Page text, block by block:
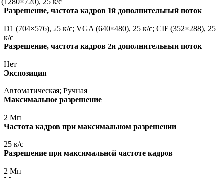
(1280×720), 25 к/с
Разрешение, частота кадров 1й дополнительный поток
D1 (704×576), 25 к/с; VGA (640×480), 25 к/с; CIF (352×288), 25
к/с
Разрешение, частота кадров 2й дополнительный поток
Нет
Экспозиция
Автоматическая; Ручная
Максимальное разрешение
2 Мп
Частота кадров при максимальном разрешении
25 к/с
Разрешение при максимальной частоте кадров
2 Мп